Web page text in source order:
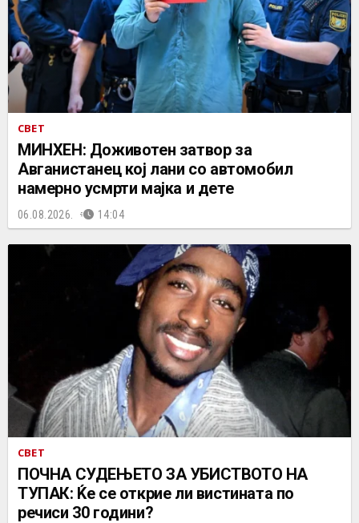
СВЕТ
МИНХЕН: Доживотен затвор за
Авганистанец кој лани со автомобил
намерно усмрти мајка и дете
06.08.2026. 14:04
СВЕТ
ПОЧНА СУДЕЊЕТО ЗА УБИСТВОТО НА
ТУПАК: Ќе се открие ли вистината по
речиси 30 години?